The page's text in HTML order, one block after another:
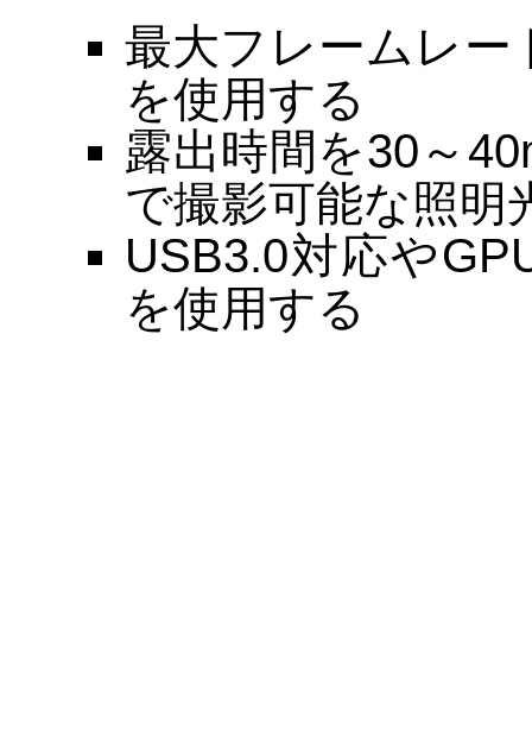
最大フレームレー
を使用する
露出時間を30～
で撮影可能な照明
USB3.0対応や
を使用する